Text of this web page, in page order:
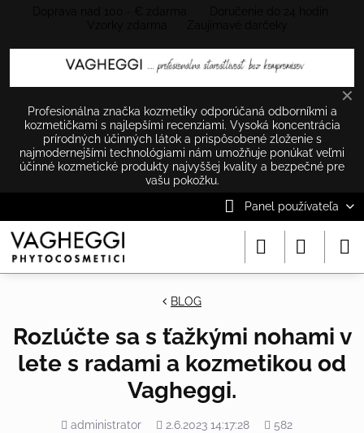
✕
Profesionálna značka kozmetiky odporúčaná odborníkmi a
kozmetičkami s najlepšími recenziami. Vysoká koncentrácia
prírodných účinných látok a prispôsobené zloženie s
najmodernejšími technológiami nám umožňuje ponúkať veľmi
účinné kozmetické produkty najvyššej kvality a bezpečné pre
vašu pokožku.
Panel používateľa
BLOG
Rozlúčte sa s ťažkými nohami v
lete s radami a kozmetikou od
Vagheggi.
Pridal
administrator Pridané
2.6.2023 14:17:28
Počet
582